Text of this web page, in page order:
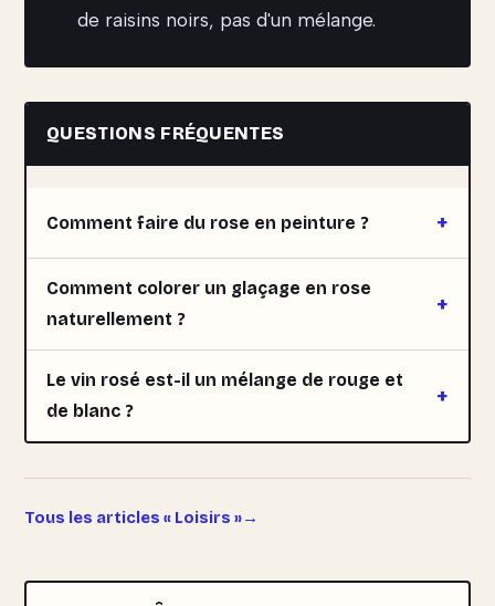
de raisins noirs, pas d'un mélange.
QUESTIONS FRÉQUENTES
Comment faire du rose en peinture ?
Comment colorer un glaçage en rose
naturellement ?
Le vin rosé est-il un mélange de rouge et
de blanc ?
Tous les articles « Loisirs »